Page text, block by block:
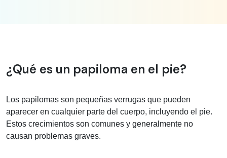
Información médica sobre papiloma
¿Qué es un papiloma en el pie?
Los papilomas son pequeñas verrugas que pueden
aparecer en cualquier parte del cuerpo, incluyendo el pie.
Estos crecimientos son comunes y generalmente no
causan problemas graves.